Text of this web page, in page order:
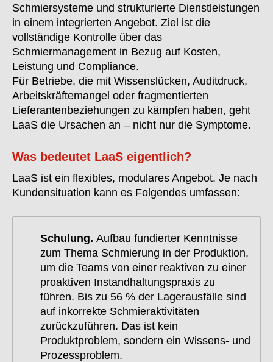
Schmiersysteme und strukturierte Dienstleistungen
in einem integrierten Angebot. Ziel ist die
vollständige Kontrolle über das
Schmiermanagement in Bezug auf Kosten,
Leistung und Compliance.
Für Betriebe, die mit Wissenslücken, Auditdruck,
Arbeitskräftemangel oder fragmentierten
Lieferantenbeziehungen zu kämpfen haben, geht
LaaS die Ursachen an – nicht nur die Symptome.
Was bedeutet LaaS eigentlich?
LaaS ist ein flexibles, modulares Angebot. Je nach
Kundensituation kann es Folgendes umfassen:
Schulung. Aufbau fundierter Kenntnisse
zum Thema Schmierung in der Produktion,
um die Teams von einer reaktiven zu einer
proaktiven Instandhaltungspraxis zu
führen. Bis zu 56 % der Lagerausfälle sind
auf inkorrekte Schmieraktivitäten
zurückzuführen. Das ist kein
Produktproblem, sondern ein Wissens- und
Prozessproblem.